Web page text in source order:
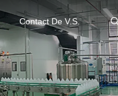
Contact De V.s.